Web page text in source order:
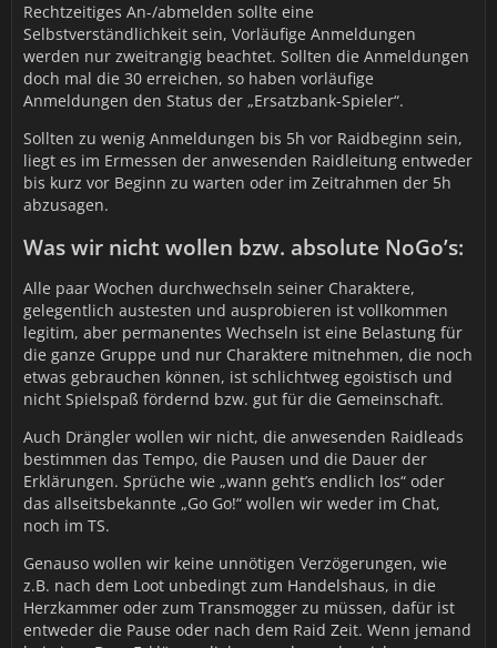
Rechtzeitiges An-/abmelden sollte eine
Selbstverständlichkeit sein, Vorläufige Anmeldungen
werden nur zweitrangig beachtet. Sollten die Anmeldungen
doch mal die 30 erreichen, so haben vorläufige
Anmeldungen den Status der „Ersatzbank-Spieler“.
Sollten zu wenig Anmeldungen bis 5h vor Raidbeginn sein,
liegt es im Ermessen der anwesenden Raidleitung entweder
bis kurz vor Beginn zu warten oder im Zeitrahmen der 5h
abzusagen.
Was wir nicht wollen bzw. absolute NoGo’s:
Alle paar Wochen durchwechseln seiner Charaktere,
gelegentlich austesten und ausprobieren ist vollkommen
legitim, aber permanentes Wechseln ist eine Belastung für
die ganze Gruppe und nur Charaktere mitnehmen, die noch
etwas gebrauchen können, ist schlichtweg egoistisch und
nicht Spielspaß fördernd bzw. gut für die Gemeinschaft.
Auch Drängler wollen wir nicht, die anwesenden Raidleads
bestimmen das Tempo, die Pausen und die Dauer der
Erklärungen. Sprüche wie „wann geht’s endlich los“ oder
das allseitsbekannte „Go Go!“ wollen wir weder im Chat,
noch im TS.
Genauso wollen wir keine unnötigen Verzögerungen, wie
z.B. nach dem Loot unbedingt zum Handelshaus, in die
Herzkammer oder zum Transmogger zu müssen, dafür ist
entweder die Pause oder nach dem Raid Zeit. Wenn jemand